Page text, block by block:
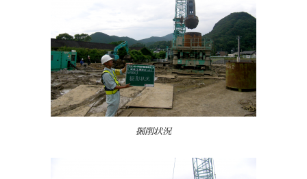
掘削状況